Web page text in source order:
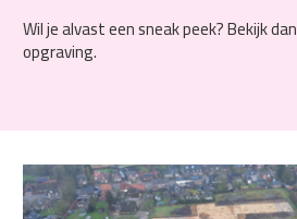
Wil je alvast een sneak peek? Bekijk dan
opgraving.